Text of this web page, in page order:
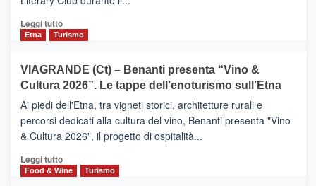
secondo
dati
di
Anche
la
Alcantara
nei
primi
nella
classifica
Leggi tuttoLeggi
di
IL
SAN
DOMENICO
PALACE
TAORMINA,
UN
HOTEL
FOUR
Etna Turismo
VIAGRANDE (Ct) – Benanti presenta “Vino &
Cultura 2026”. Le tappe dell’enoturismo sull’Etna
Ai piedi dell'Etna, tra vigneti storici, architetture rurali e
percorsi dedicati alla cultura del vino, Benanti presenta "Vino
& Cultura 2026", il progetto di ospitalità...
Leggi tuttoLeggi
di
Food & Wine Turismo